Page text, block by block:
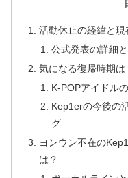
活動休止の経緯と現
公式発表の詳細
気になる復帰時期
K-POPアイドル
Kep1erの今後の
グ
ヨンウン不在の
は？